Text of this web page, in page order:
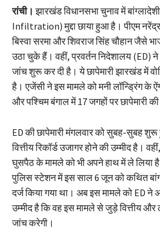
रांची। झारखंड विधानसभा चुनाव में
Infiltration) मुद्दा छाया हुआ है। पीएम नरेंद्र
बिस्वा सरमा और शिवराज सिंह चौहान जैसे
उठा चुके हैं। वहीं, प्रवर्तन निदेशालय (ED)
जांच शुरू कर दी है। ये छापेमारी झारखंड में
है। एजेंसी ने इस मामले को मनी लॉन्ड्रिंग के
और पश्चिम बंगाल में 17 जगहों पर छापेमारी
ED की छापेमारी मंगलवार को सुबह-सुबह
वित्तीय रिकॉर्ड उजागर होने की उम्मीद है।
घुसपैठ के मामले को भी अपने हाथ में ले लिया
पुलिस स्टेशन में इस साल 6 जून को कथित
दर्ज किया गया था। अब इस मामले को ED ने
उम्मीद है कि वह इस मामले से जुड़े वित्तीय
जांच करेगी।